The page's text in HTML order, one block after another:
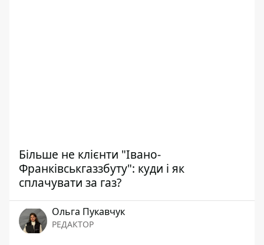
Більше не клієнти "Івано-
Франківськгаззбуту": куди і як
сплачувати за газ?
Ольга Пукавчук
РЕДАКТОР